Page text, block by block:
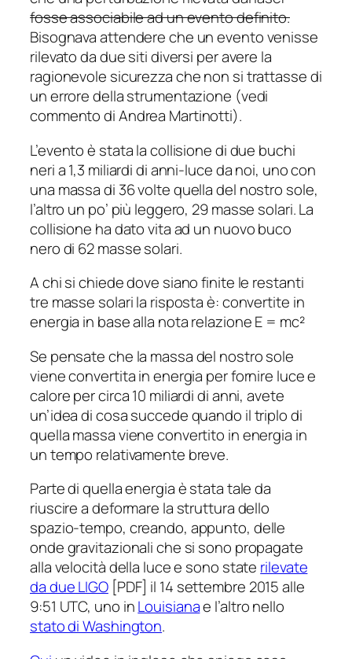
fosse associabile ad un evento definito.
Bisognava attendere che un evento venisse
rilevato da due siti diversi per avere la
ragionevole sicurezza che non si trattasse di
un errore della strumentazione (vedi
commento di Andrea Martinotti).
L’evento è stata la collisione di due buchi
neri a 1,3 miliardi di anni-luce da noi, uno con
una massa di 36 volte quella del nostro sole,
l’altro un po’ più leggero, 29 masse solari. La
collisione ha dato vita ad un nuovo buco
nero di 62 masse solari.
A chi si chiede dove siano finite le restanti
tre masse solari la risposta è: convertite in
energia in base alla nota relazione E = mc²
Se pensate che la massa del nostro sole
viene convertita in energia per fornire luce e
calore per circa 10 miliardi di anni, avete
un’idea di cosa succede quando il triplo di
quella massa viene convertito in energia in
un tempo relativamente breve.
Parte di quella energia è stata tale da
riuscire a deformare la struttura dello
spazio-tempo, creando, appunto, delle
onde gravitazionali che si sono propagate
alla velocità della luce e sono state rilevate
da due LIGO[PDF] il 14 settembre 2015 alle
9:51 UTC, uno inLouisianae l’altro nello
stato di Washington.